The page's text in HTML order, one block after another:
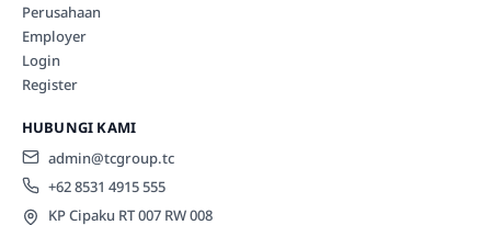
Perusahaan
Employer
Login
Register
HUBUNGI KAMI
admin@tcgroup.tc
+62 8531 4915 555
KP Cipaku RT 007 RW 008